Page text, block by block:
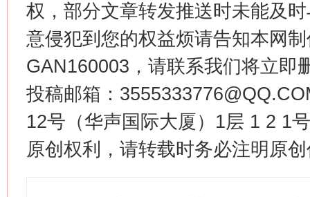
权，部分文章转发推送时未能及
意侵犯到您的权益烦请告知本网
GAN160003，请联系我们将立即
投稿邮箱：
12号（华声国际大厦）1层 1 2 1
原创权利，请转载时务必注明原